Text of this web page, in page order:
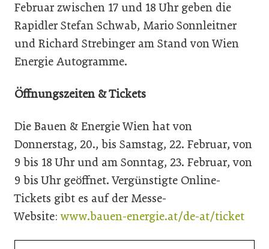
Februar zwischen 17 und 18 Uhr geben die
Rapidler Stefan Schwab, Mario Sonnleitner
und Richard Strebinger am Stand von Wien
Energie Autogramme.
Öffnungszeiten & Tickets
Die Bauen & Energie Wien hat von
Donnerstag, 20., bis Samstag, 22. Februar, von
9 bis 18 Uhr und am Sonntag, 23. Februar, von
9 bis Uhr geöffnet. Vergünstigte Online-
Tickets gibt es auf der Messe-
Website:www.bauen-energie.at/de-at/ticket